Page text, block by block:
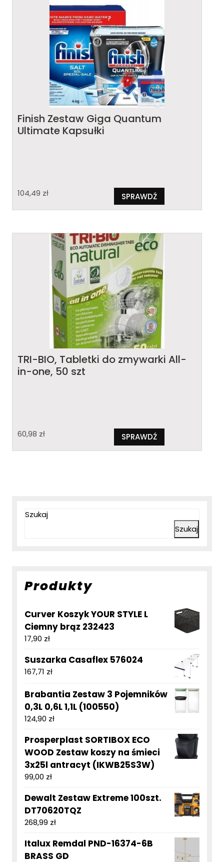
Finish Zestaw Giga Quantum
Ultimate Kapsułki
104,49 zł SPRAWDŹ
TRI-BIO, Tabletki do zmywarki All-
in-one, 50 szt
60,98 zł SPRAWDŹ
Szukaj
Szukaj
Produkty
Curver Koszyk YOUR STYLE L
Ciemny brąz 232423
17,90 zł
Suszarka Casaflex 576024
167,71 zł
Brabantia Zestaw 3 Pojemników
0,3L 0,6L 1,1L (100550)
124,90 zł
Prosperplast SORTIBOX ECO
WOOD Zestaw koszy na śmieci
3x25l antracyt (IKWB25S3W)
99,00 zł
Dewalt Zestaw Extreme 100szt.
DT70620TQZ
268,99 zł
Italux Remdal PND-16374-6B
BRASS GD